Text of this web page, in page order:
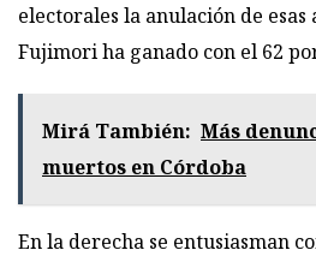
electorales la anulación de esas
Fujimori ha ganado con el 62
Mirá También: Más
muertos en Córdoba
En la derecha se entusiasman